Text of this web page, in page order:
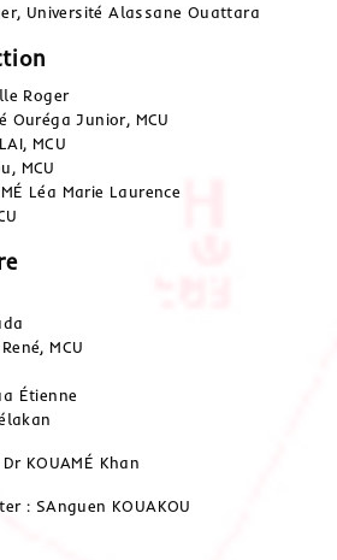
Université Alassane Ouattara
Roger
Ouréga Junior, MCU
MCU
MCU
Léa Marie Laurence
MCU
Étienne
KOUAMÉ Khan
: SAnguen KOUAKOU